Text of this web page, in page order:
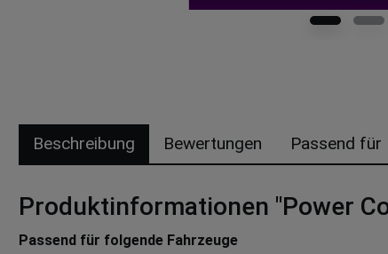
Beschreibung Bewertungen Passend für
Produktinformationen "Power
Passend für folgende Fahrzeuge